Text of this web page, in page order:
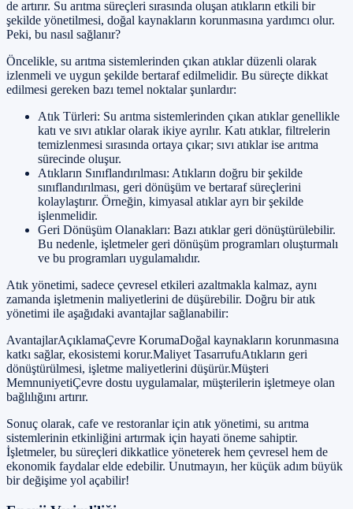
de artırır. Su arıtma süreçleri sırasında oluşan atıkların etkili bir
şekilde yönetilmesi, doğal kaynakların korunmasına yardımcı olur.
Peki, bu nasıl sağlanır?
Öncelikle, su arıtma sistemlerinden çıkan atıklar düzenli olarak
izlenmeli ve uygun şekilde bertaraf edilmelidir. Bu süreçte dikkat
edilmesi gereken bazı temel noktalar şunlardır:
Atık Türleri: Su arıtma sistemlerinden çıkan atıklar genellikle
katı ve sıvı atıklar olarak ikiye ayrılır. Katı atıklar, filtrelerin
temizlenmesi sırasında ortaya çıkar; sıvı atıklar ise arıtma
sürecinde oluşur.
Atıkların Sınıflandırılması: Atıkların doğru bir şekilde
sınıflandırılması, geri dönüşüm ve bertaraf süreçlerini
kolaylaştırır. Örneğin, kimyasal atıklar ayrı bir şekilde
işlenmelidir.
Geri Dönüşüm Olanakları: Bazı atıklar geri dönüştürülebilir.
Bu nedenle, işletmeler geri dönüşüm programları oluşturmalı
ve bu programları uygulamalıdır.
Atık yönetimi, sadece çevresel etkileri azaltmakla kalmaz, aynı
zamanda işletmenin maliyetlerini de düşürebilir. Doğru bir atık
yönetimi ile aşağıdaki avantajlar sağlanabilir:
AvantajlarAçıklamaÇevre KorumaDoğal kaynakların korunmasına
katkı sağlar, ekosistemi korur.Maliyet TasarrufuAtıkların geri
dönüştürülmesi, işletme maliyetlerini düşürür.Müşteri
MemnuniyetiÇevre dostu uygulamalar, müşterilerin işletmeye olan
bağlılığını artırır.
Sonuç olarak, cafe ve restoranlar için atık yönetimi, su arıtma
sistemlerinin etkinliğini artırmak için hayati öneme sahiptir.
İşletmeler, bu süreçleri dikkatlice yöneterek hem çevresel hem de
ekonomik faydalar elde edebilir. Unutmayın, her küçük adım büyük
bir değişime yol açabilir!